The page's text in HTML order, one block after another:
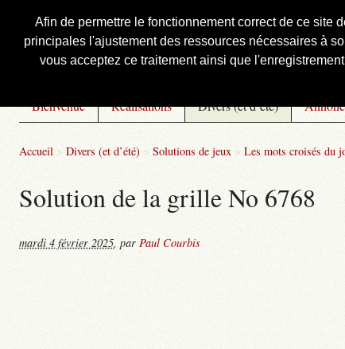
Afin de permettre le fonctionnement correct de ce site
principales l'ajustement des ressources nécessaires à
vous acceptez ce traitement ainsi que
Courbis, « LE » Blog Officiel
Bienvenue Réalisations Divers (et d’été)
Accueil > Divers (et d’été) > Solutions de jeux > Les mots croisés du
Solution de la grille No 6768
mardi 4 février 2025, par Paul Courbis